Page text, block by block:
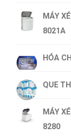
MÁY
8021A
HÓA
QUE
MÁY
8280